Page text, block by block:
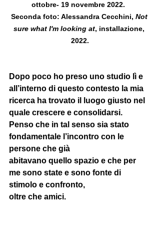
ottobre- 19 novembre 2022.
Seconda foto: Alessandra Cecchini, Not
sure what I'm looking at, installazione,
2022.
Dopo poco ho preso uno studio lì e
all’interno di questo contesto la mia
ricerca ha trovato il luogo giusto nel
quale crescere e consolidarsi.
Penso che in tal senso sia stato
fondamentale l’incontro con le
persone che già
abitavano quello spazio e che per
me sono state e sono fonte di
stimolo e confronto,
oltre che amici.